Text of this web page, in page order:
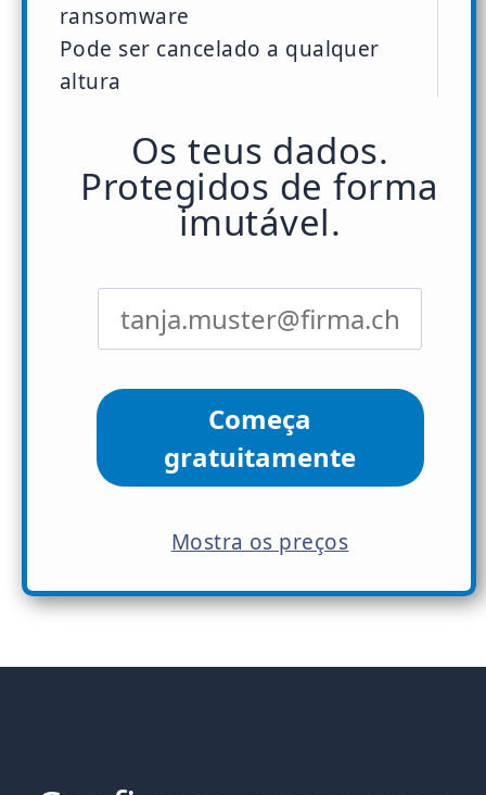
ransomware
Pode ser cancelado a qualquer
altura
Os teus dados.
Protegidos de forma
imutável.
Começa
gratuitamente
Mostra os preços